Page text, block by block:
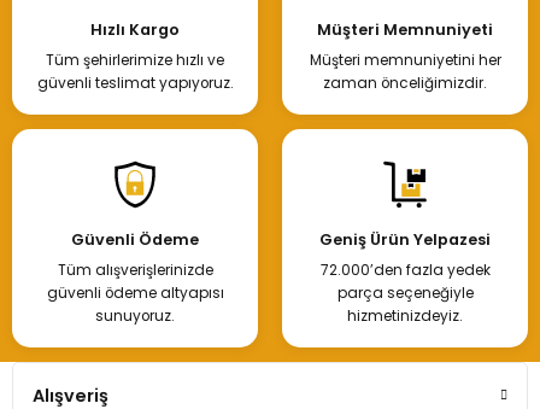
Hızlı Kargo
Tüm şehirlerimize hızlı ve
güvenli teslimat yapıyoruz.
Müşteri Memnuniyeti
Müşteri memnuniyetini her
zaman önceliğimizdir.
Güvenli Ödeme
Tüm alışverişlerinizde
güvenli ödeme altyapısı
sunuyoruz.
Geniş Ürün Yelpazesi
72.000’den fazla yedek
parça seçeneğiyle
hizmetinizdeyiz.
Alışveriş